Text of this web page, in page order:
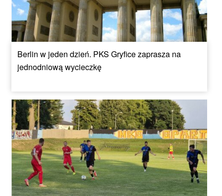
Berlin w jeden dzień. PKS Gryfice zaprasza na
jednodniową wycieczkę